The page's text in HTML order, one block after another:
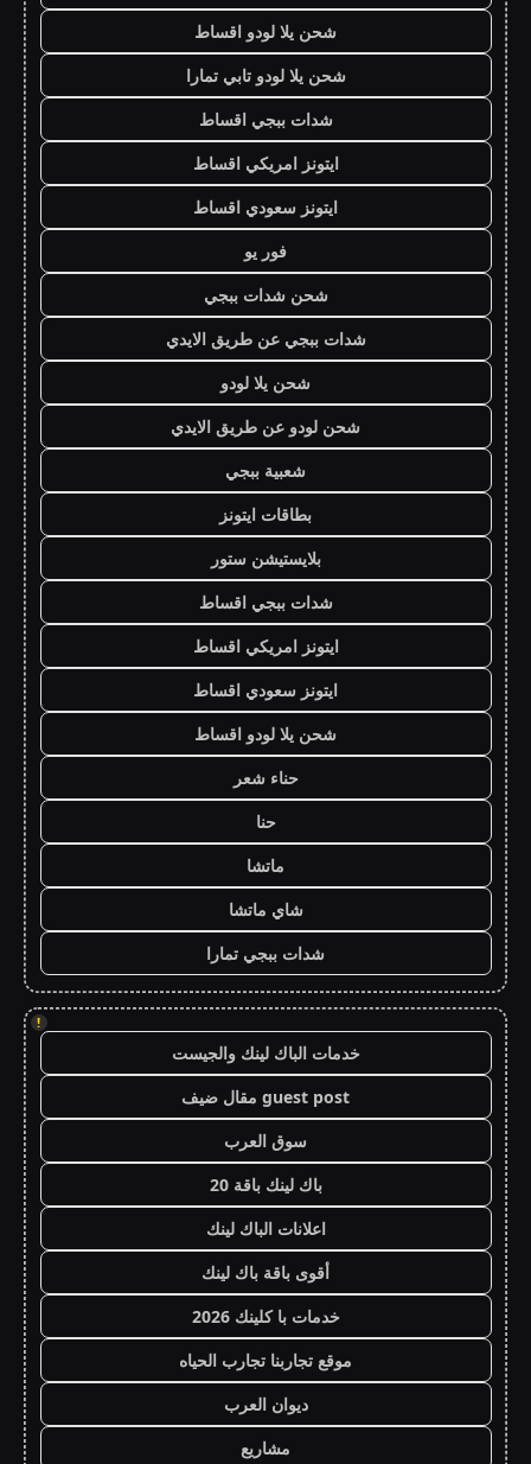
شحن يلا لودو اقساط
شحن يلا لودو تابي تمارا
شدات ببجي اقساط
ايتونز امريكي اقساط
ايتونز سعودي اقساط
فور يو
شحن شدات ببجي
شدات ببجي عن طريق الايدي
شحن يلا لودو
شحن لودو عن طريق الايدي
شعبية ببجي
بطاقات ايتونز
بلايستيشن ستور
شدات ببجي اقساط
ايتونز امريكي اقساط
ايتونز سعودي اقساط
شحن يلا لودو اقساط
حناء شعر
حنا
ماتشا
شاي ماتشا
شدات ببجي تمارا
!
خدمات الباك لينك والجيست
guest post مقال ضيف
سوق العرب
باك لينك باقة 20
اعلانات الباك لينك
أقوى باقة باك لينك
خدمات با كلينك 2026
موقع تجاربنا تجارب الحياه
ديوان العرب
مشاريع